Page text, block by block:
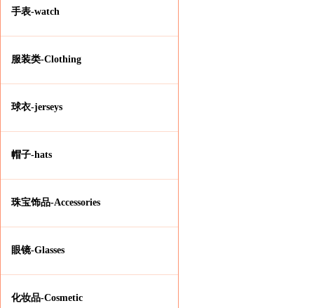
手表-watch
服装类-Clothing
球衣-jerseys
帽子-hats
珠宝饰品-Accessories
眼镜-Glasses
化妆品-Cosmetic